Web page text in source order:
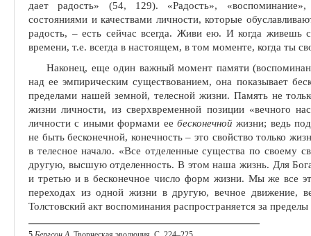
дает радость» (54, 129). «Радость»,
состояниями и каче­ствами личности, которые
радость, – есть сейчас всегда. Живи ею. И когда
времени, т.е. всегда в настоящем, в том моменте, когда ты
Наконец, еще один важный момент памяти
над ее эмпирическим существованием, она показывает
пределами на­шей земной, телесной жизни. Память не
жизни личности, из сверхвременной позиции «вечного
личности с иными формами ее бесконечной жизни; ведь
не быть бесконечной, конечность – это свойство только
в телесное начало. «Все отделенные суще­ства по своему
другую, выс­шую отделенность. В этом наша жизнь. Для
и третью и в бесконечное число форм жизни. Мы же все
переходах из одной жизни в другую, вечное движение,
Толстовский акт воспоминания распространяется за